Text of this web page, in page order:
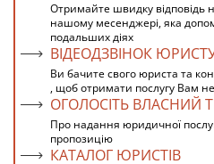
Отримайте швидку
нашому месенджері, яка
подальших діях
ВІДЕОДЗВІНОК
Ви бачите свого юриста та
, щоб отримати послугу Вам
ОГОЛОСІТЬ ВЛАСНИЙ
Про надання юридичної
пропозицію
КАТАЛОГ ЮРИСТІВ